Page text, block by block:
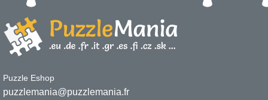
Puzzle Eshop
puzzlemania@puzzlemania.fr